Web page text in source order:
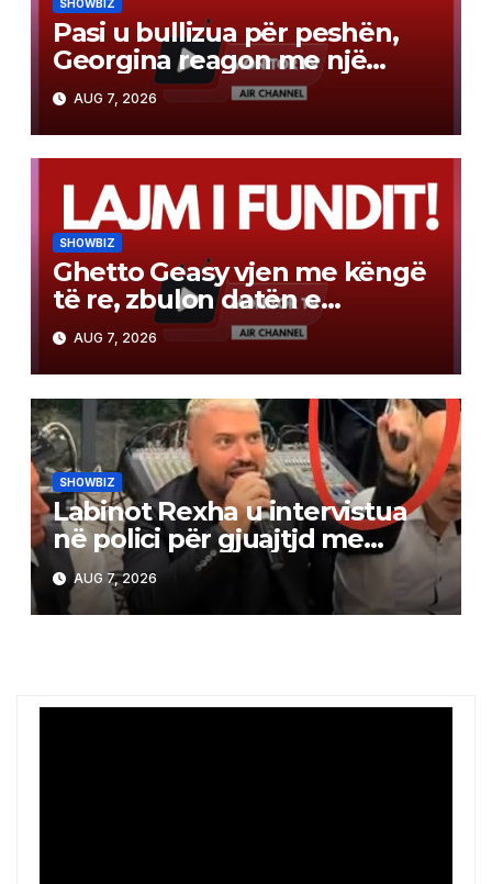
SHOWBIZ
Pasi u bullizua për peshën,
Georgina reagon me një
mesazh të fuqishëm
AUG 7, 2026
SHOWBIZ
Ghetto Geasy vjen me këngë
të re, zbulon datën e
publikimit (Video)
AUG 7, 2026
SHOWBIZ
Labinot Rexha u intervistua
në polici për gjuajtjd me
revole, ja versioni i tij
AUG 7, 2026